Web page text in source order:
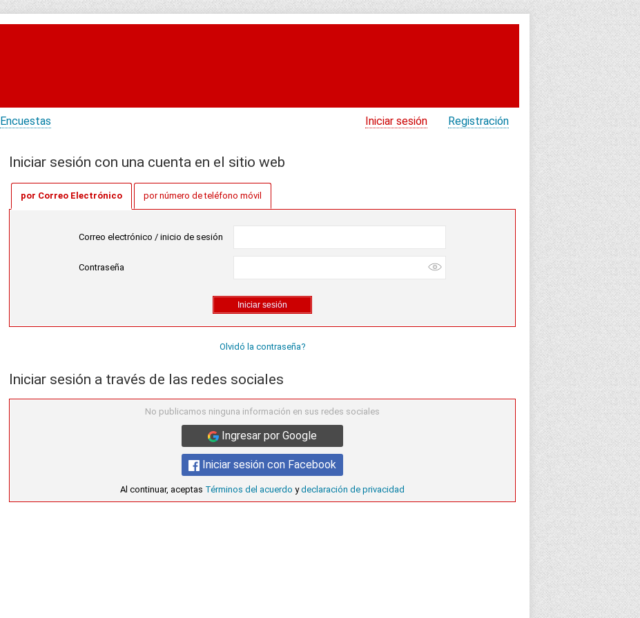
Encuestas Registración
Iniciar sesión
Iniciar sesión con una cuenta en el sitio web
por Correo Electrónico por número de teléfono móvil
Correo electrónico / inicio de sesión
Contraseña
Olvidó la contraseña?
Iniciar sesión a través de las redes sociales
No publicamos ninguna información en sus redes sociales
Ingresar por Google
Iniciar sesión con Facebook
Al continuar, aceptas Términos del acuerdo ydeclaración de privacidad